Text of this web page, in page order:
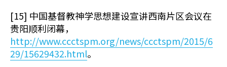
[15] 中国基督教神学思想建设宣讲西南片区会议在
贵阳顺利闭幕，
http://www.ccctspm.org/news/ccctspm/2015/6
29/15629432.html。